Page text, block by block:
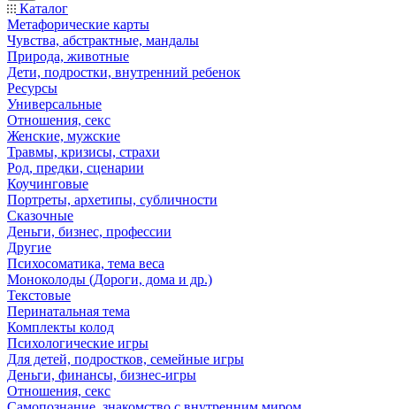
Каталог
Mетафорические карты
Чувства, абстрактные, мандалы
Природа, животные
Дети, подростки, внутренний ребенок
Ресурсы
Универсальные
Отношения, секс
Женские, мужские
Травмы, кризисы, страхи
Род, предки, сценарии
Коучинговые
Портреты, архетипы, субличности
Сказочные
Деньги, бизнес, профессии
Другие
Психосоматика, тема веса
Моноколоды (Дороги, дома и др.)
Текстовые
Перинатальная тема
Комплекты колод
Психологические игры
Для детей, подростков, семейные игры
Деньги, финансы, бизнес-игры
Отношения, секс